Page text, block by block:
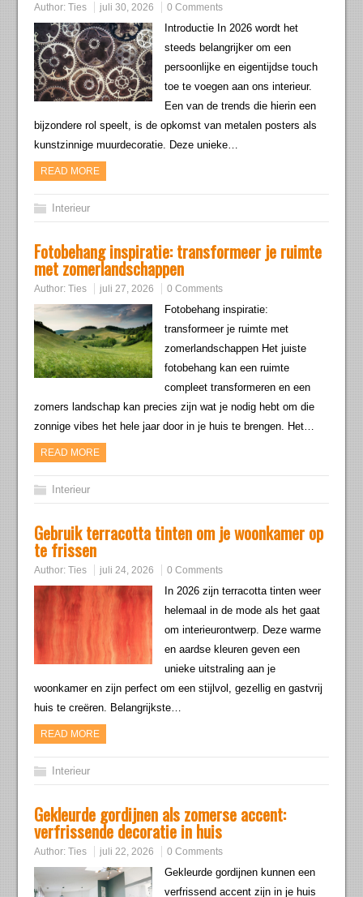
Author:Ties juli 30, 2026 0 Comments
Introductie In 2026 wordt het
steeds belangrijker om een
persoonlijke en eigentijdse touch
toe te voegen aan ons interieur.
Een van de trends die hierin een
bijzondere rol speelt, is de opkomst van metalen posters als
kunstzinnige muurdecoratie. Deze unieke…
READ MORE
Interieur
Fotobehang inspiratie: transformeer je ruimte
met zomerlandschappen
Author:Ties juli 27, 2026 0 Comments
Fotobehang inspiratie:
transformeer je ruimte met
zomerlandschappen Het juiste
fotobehang kan een ruimte
compleet transformeren en een
zomers landschap kan precies zijn wat je nodig hebt om die
zonnige vibes het hele jaar door in je huis te brengen. Het…
READ MORE
Interieur
Gebruik terracotta tinten om je woonkamer op
te frissen
Author:Ties juli 24, 2026 0 Comments
In 2026 zijn terracotta tinten weer
helemaal in de mode als het gaat
om interieurontwerp. Deze warme
en aardse kleuren geven een
unieke uitstraling aan je
woonkamer en zijn perfect om een stijlvol, gezellig en gastvrij
huis te creëren. Belangrijkste…
READ MORE
Interieur
Gekleurde gordijnen als zomerse accent:
verfrissende decoratie in huis
Author:Ties juli 22, 2026 0 Comments
Gekleurde gordijnen kunnen een
verfrissend accent zijn in je huis